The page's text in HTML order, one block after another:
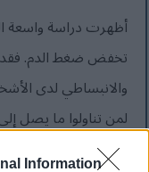
Information
أظهرت دراسة واسعة
تخفض ضغط الدم.
والانبساطي لدى
لمن تناولوا ما يصل
ثمانية أسابيع.